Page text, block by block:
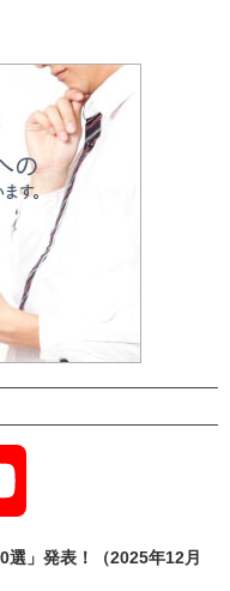
Channel
」発表！（2025年12月